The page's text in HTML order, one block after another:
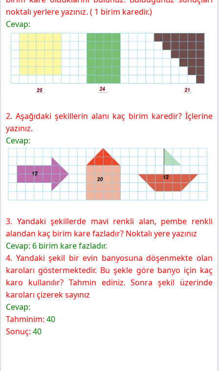
noktalı yerlere yazınız. ( 1 birim karedir.)
Cevap:
2. Aşağıdaki şekillerin alanı kaç birim karedir? İçlerine
yazınız.
Cevap:
3. Yandaki şekillerde mavi renkli alan, pembe renkli
alandan kaç birim kare fazladır? Noktalı yere yazınız
Cevap: 6 birim kare fazladır.
4. Yandaki şekil bir evin banyosuna döşenmekte olan
karoları göstermektedir. Bu şekle göre banyo için kaç
karo kullanılır? Tahmin ediniz. Sonra şekil üzerinde
karoları çizerek sayınız
Cevap:
Tahminim: 40
Sonuç: 40